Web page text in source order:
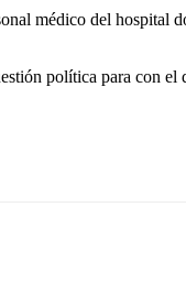
médico del hospital
política para con el